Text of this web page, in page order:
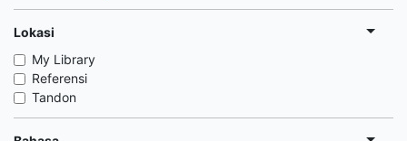
Lokasi
My Library
Referensi
Tandon